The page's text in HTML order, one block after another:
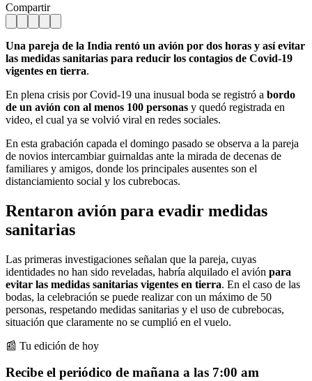
Compartir
Una pareja de la India rentó un avión por dos horas y así evitar
las medidas sanitarias para reducir los contagios de Covid-19
vigentes en tierra.
En plena crisis por Covid-19 una inusual boda se registró a bordo
de un avión con al menos 100 personas y quedó registrada en
video, el cual ya se volvió viral en redes sociales.
En esta grabación capada el domingo pasado se observa a la pareja
de novios intercambiar guirnaldas ante la mirada de decenas de
familiares y amigos, donde los principales ausentes son el
distanciamiento social y los cubrebocas.
Rentaron avión para evadir medidas
sanitarias
Las primeras investigaciones señalan que la pareja, cuyas
identidades no han sido reveladas, habría alquilado el avión para
evitar las medidas sanitarias vigentes en tierra. En el caso de las
bodas, la celebración se puede realizar con un máximo de 50
personas, respetando medidas sanitarias y el uso de cubrebocas,
situación que claramente no se cumplió en el vuelo.
📰 Tu edición de hoy
Recibe el periódico de mañana a las 7:00 am